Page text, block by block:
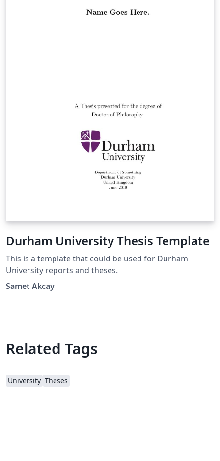
Durham University Thesis Template
This is a template that could be used for Durham
University reports and theses.
Samet Akcay
Related Tags
University Theses